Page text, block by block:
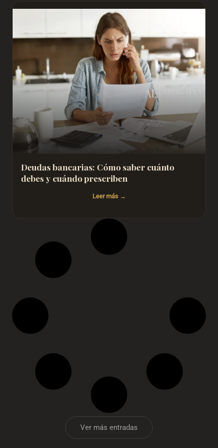
Deudas bancarias: Cómo saber cuánto
debes y cuándo prescriben
Leer más
Ver más entradas